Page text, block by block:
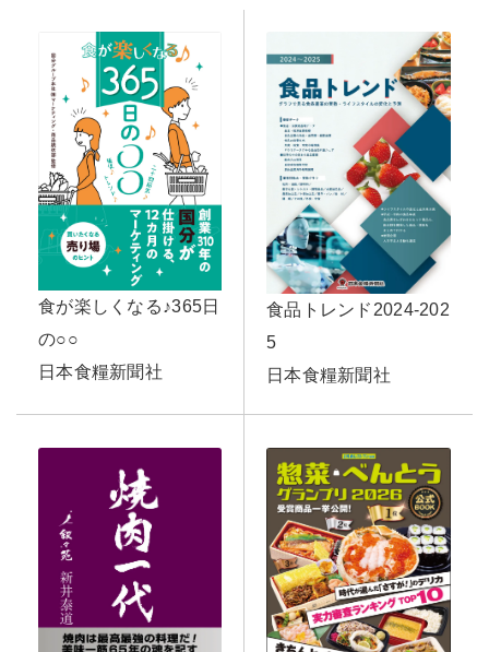
食が楽しくなる♪365日
の○○
日本食糧新聞社
食品トレンド2024-202
5
日本食糧新聞社